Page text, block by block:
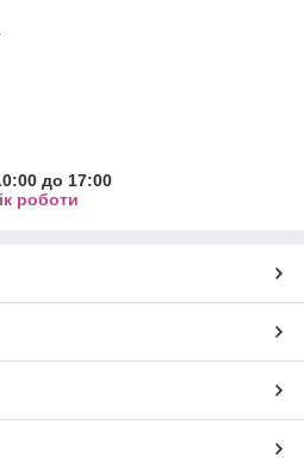
до 17:00
роботи